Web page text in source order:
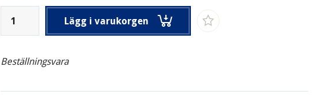
Lägg i varukorgen
Beställningsvara